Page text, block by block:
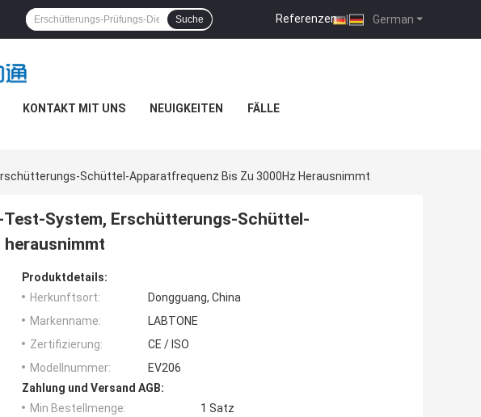
German
Referenzen |
Suche
KONTAKT MIT UNS NEUIGKEITEN FÄLLE
Schüttel-Apparatfrequenz Bis Zu 3000Hz Herausnimmt
System, Erschütterungs-Schüttel-
Produktdetails:
Herkunftsort:
Dongguang, China
Markenname:
LABTONE
Zertifizierung:
CE / ISO
Modellnummer:
EV206
Zahlung und Versand AGB:
Min Bestellmenge:
1 Satz